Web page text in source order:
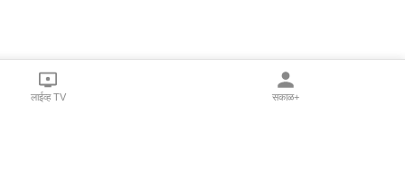
लाईव्ह TV सकाळ+